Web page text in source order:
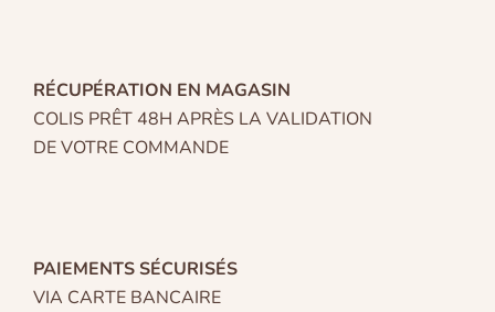
RÉCUPÉRATION EN MAGASIN
COLIS PRÊT 48H APRÈS LA VALIDATION
DE VOTRE COMMANDE
PAIEMENTS SÉCURISÉS
VIA CARTE BANCAIRE